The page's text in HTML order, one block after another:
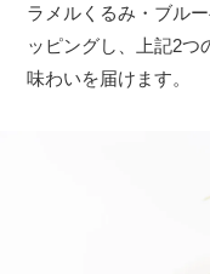
ラメルくるみ・ブル
ッピングし、上記2つ
味わいを届けます。